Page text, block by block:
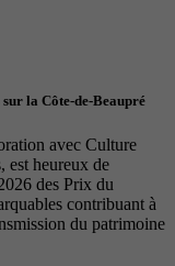
la Côte-de-Beaupré
avec Culture
est heureux de
des Prix du
contribuant à
du patrimoine